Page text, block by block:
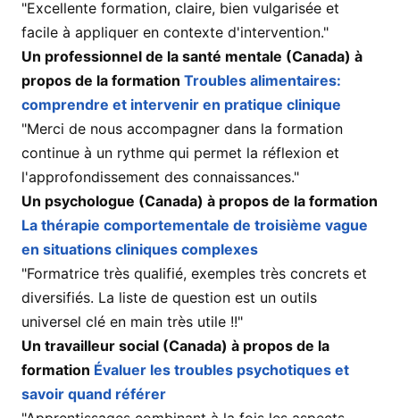
"Excellente formation, claire, bien vulgarisée et
facile à appliquer en contexte d'intervention."
Un professionnel de la santé mentale (Canada) à
propos de la formation Troubles alimentaires:
comprendre et intervenir en pratique clinique
"Merci de nous accompagner dans la formation
continue à un rythme qui permet la réflexion et
l'approfondissement des connaissances."
Un psychologue (Canada) à propos de la formation
La thérapie comportementale de troisième vague
en situations cliniques complexes
"Formatrice très qualifié, exemples très concrets et
diversifiés. La liste de question est un outils
universel clé en main très utile !!"
Un travailleur social (Canada) à propos de la
formation Évaluer les troubles psychotiques et
savoir quand référer